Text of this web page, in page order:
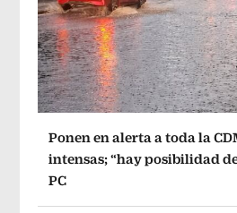
Ponen en alerta a toda la
intensas; “hay posibilidad
PC